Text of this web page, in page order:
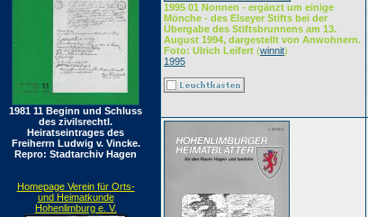
1981 11 Beginn und Schluss
des zivilsrechtl.
Heiratseintrages des
Freiherrn Ludwig v. Vincke.
Repro: Stadtarchiv Hagen
Homepage Verein für Orts-
und Heimatkunde
Hohenlimburg e. V.
1995 01 Nonnen - ergänzt um einige
Mönche - des Elseyer Stifts bei der
Übergabe des Stiftsbrunnens am 13.
August 1994, dargestellt von Anwohnern.
Foto: Ulrich Leifert (winnit)
1995